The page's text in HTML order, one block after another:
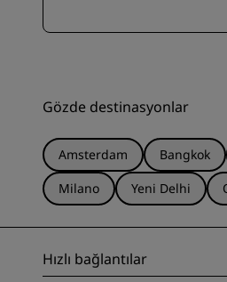
Gözde destinasyonlar
Amsterdam Bangkok
Milano
Yeni Delhi
Hızlı bağlantılar